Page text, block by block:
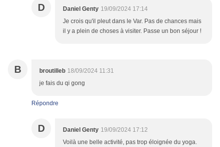
D Daniel Genty 19/09/2024 17:14
Je crois qu'il pleut dans le Var. Pas de chances mais
il y a plein de choses à visiter. Passe un bon séjour !
B broutilleb 18/09/2024 11:31
je fais du qi gong
Répondre
D Daniel Genty 19/09/2024 17:12
Voilà une belle activité, pas trop éloignée du yoga.